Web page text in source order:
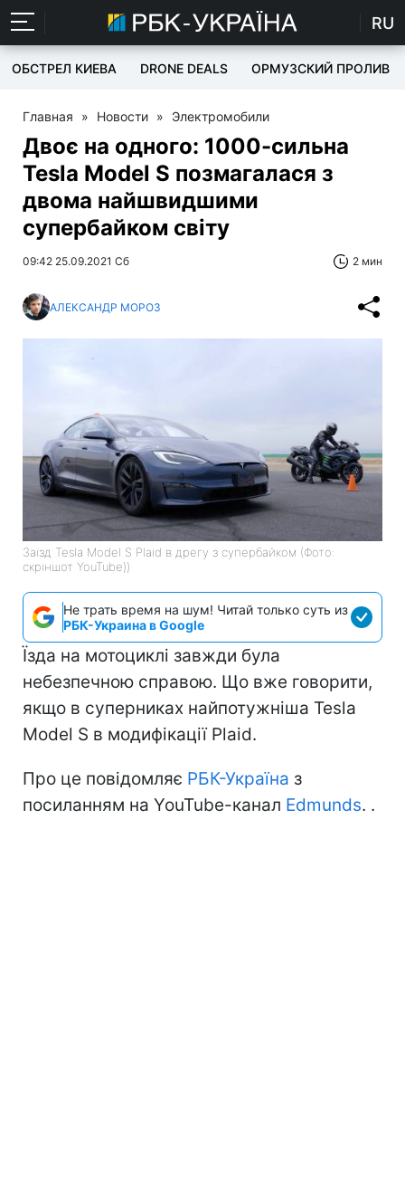
RU
ОБСТРЕЛ КИЕВА DRONE DEALS ОРМУЗСКИЙ ПРОЛИВ
Главная » Новости » Электромобили
Двоє на одного: 1000-сильна
Tesla Model S позмагалася з
двома найшвидшими
супербайком світу
09:42 25.09.2021 Сб 2 мин
АЛЕКСАНДР МОРОЗ
Заїзд Tesla Model S Plaid в дрегу з супербайком (Фото:
скріншот YouTube))
Не трать время на шум! Читай только суть из
РБК-Украина в Google
Їзда на мотоциклі завжди була
небезпечною справою. Що вже говорити,
якщо в суперниках найпотужніша Tesla
Model S в модифікації Plaid.
Про це повідомляє РБК-Україна з
посиланням на YouTube-канал Edmunds. .